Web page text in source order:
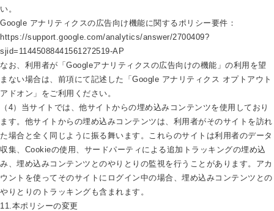
い。
Google アナリティクスの広告向け機能に関するポリシー要件：
https://support.google.com/analytics/answer/2700409?
sjid=11445088441561272519-AP
なお、利用者が「Googleアナリティクスの広告向けの機能」の利用を望
まない場合は、前項にて記述した「Google アナリティクス オプトアウト
アドオン」をご利用ください。
（4）当サイトでは、他サイトからの埋め込みコンテンツを使用しており
ます。他サイトからの埋め込みコンテンツは、利用者がそのサイトを訪れ
た場合と全く同じように振る舞います。これらのサイトは利用者のデータ
収集、Cookieの使用、サードパーティによる追加トラッキングの埋め込
み、埋め込みコンテンツとのやりとりの監視を行うことがあります。アカ
ウントを使ってそのサイトにログイン中の場合、埋め込みコンテンツとの
やりとりのトラッキングも含まれます。
11.本ポリシーの変更